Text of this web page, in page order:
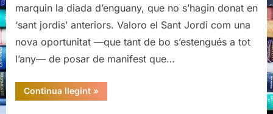
marquin la diada d’enguany, que no s’hagin donat en
‘sant jordis’ anteriors. Valoro el Sant Jordi com una
nova oportunitat —que tant de bo s’estengués a tot
l’any— de posar de manifest que…
Continua llegint“Llibres
per
»